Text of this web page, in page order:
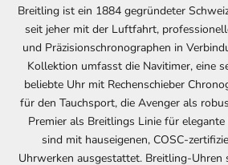
Breitling ist ein 1884 gegründeter
seit jeher mit der Luftfahrt,
und Präzisionschronographen in
Kollektion umfasst die Navitimer, eine
beliebte Uhr mit Rechenschieber
für den Tauchsport, die Avenger als
Premier als Breitlings Linie für
sind mit hauseigenen, COSC-
Uhrwerken ausgestattet. Breitling-Uhren